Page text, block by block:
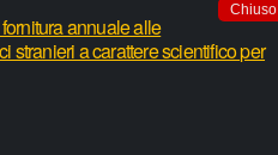
Chiuso
annuale alle
stranieri a carattere scientifico per